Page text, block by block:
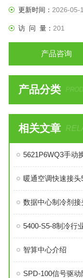
更新时间： 2026-05-
访 问 量： 201
产品咨询
产品分类
相关文章
5621P6WQ3手动
数据中心制冷剂
智算中心介绍
SPD-100信号驱